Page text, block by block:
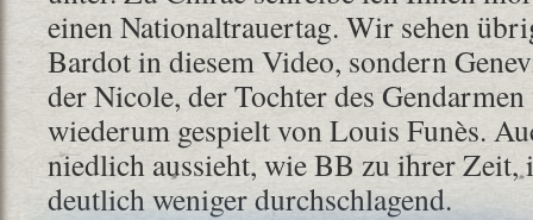
einen Nationaltrauertag. Wir sehen
Bardot in diesem Video, sondern
der Nicole, der Tochter des
wiederum gespielt von Louis Funès.
niedlich aussieht, wie BB zu ihrer Zeit,
deutlich weniger durchschlagend.